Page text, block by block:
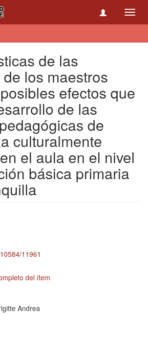
de las
los maestros
efectos que
de las
de
culturalmente
el aula en el nivel
básica primaria
11961
del ítem
Andrea